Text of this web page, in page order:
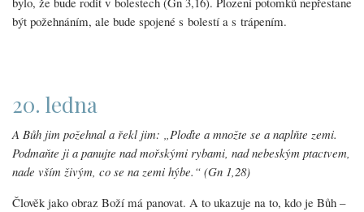
být požehnáním, ale bude spojené s bolestí a s trápením.
20. ledna
A Bůh jim požehnal a řekl jim: „Ploďte a množte se a naplňte zemi.
Podmaňte ji a panujte nad mořskými rybami, nad nebeským ptactvem,
nade vším živým, co se na zemi hýbe.“ (Gn 1,28)
Člověk jako obraz Boží má panovat. A to ukazuje na to, kdo je Bůh –